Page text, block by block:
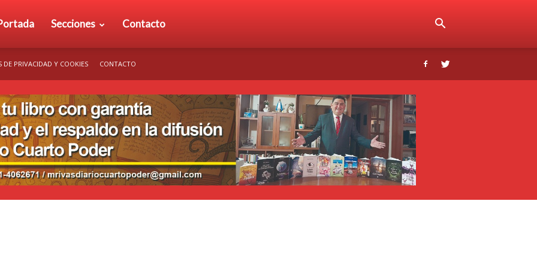
Secciones Contacto
DE PRIVACIDAD Y COOKIES CONTACTO